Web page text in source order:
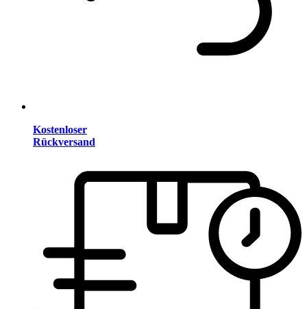
Kostenloser
Rückversand